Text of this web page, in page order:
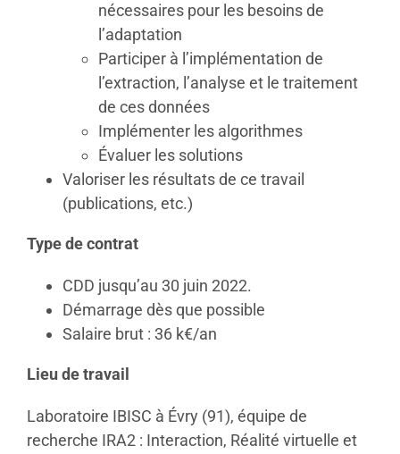
nécessaires pour les besoins de
l’adaptation
Participer à l’implémentation de
l’extraction, l’analyse et le traitement
de ces données
Implémenter les algorithmes
Évaluer les solutions
Valoriser les résultats de ce travail
(publications, etc.)
Type de contrat
CDD jusqu’au 30 juin 2022.
Démarrage dès que possible
Salaire brut : 36 k€/an
Lieu de travail
Laboratoire IBISC à Évry (91), équipe de
recherche IRA2 : Interaction, Réalité virtuelle et